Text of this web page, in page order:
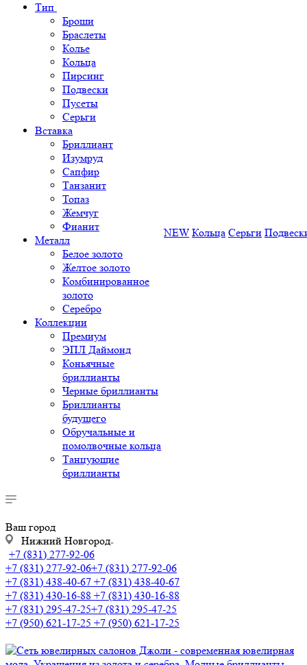
Тип
Броши
Браслеты
Колье
Кольца
Пирсинг
Подвески
Пусеты
Серьги
Вставка
Бриллиант
Изумруд
Сапфир
Танзанит
Топаз
Жемчуг
Фианит
Металл
Белое золото
Желтое золото
Комбинированное
золото
Серебро
Коллекции
Премиум
ЭПЛ Даймонд
Коньячные
бриллианты
Черные бриллианты
Бриллианты
будущего
Обручальные и
помолвочные кольца
Танцующие
бриллианты
NEW Кольца Серьги
Ваш город
Нижний Новгород
+7 (831) 277-92-06
+7 (831) 277-92-06+7 (831) 277-92-06
+7 (831) 438-40-67 +7 (831) 438-40-67
+7 (831) 430-16-88 +7 (831) 430-16-88
+7 (831) 295-47-25+7 (831) 295-47-25
+7 (950) 621-17-25 +7 (950) 621-17-25